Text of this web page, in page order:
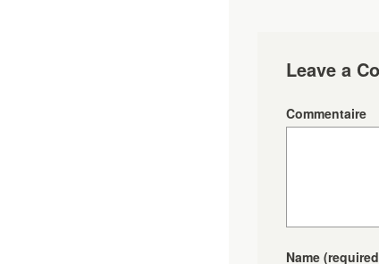
Leave a
Commentaire
Name